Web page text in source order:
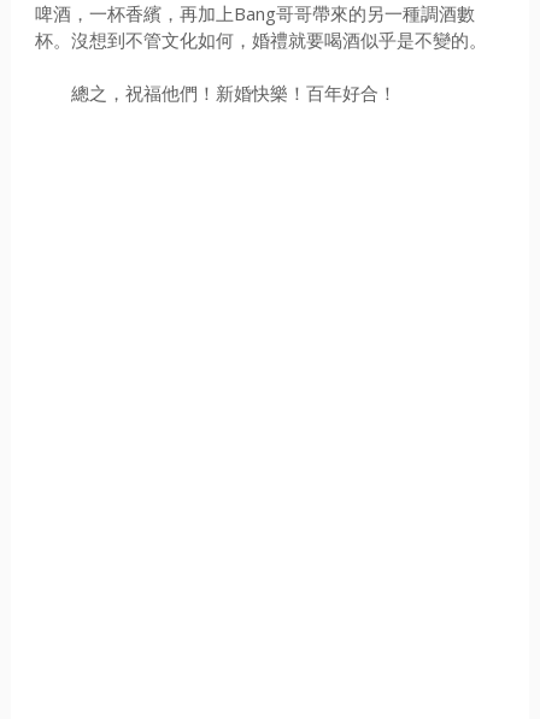
啤酒，一杯香繽，再加上Bang哥哥帶來的另一種調酒數
杯。沒想到不管文化如何，婚禮就要喝酒似乎是不變的。
總之，祝福他們！新婚快樂！百年好合！